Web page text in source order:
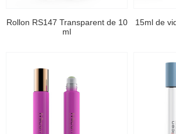
Rollon RS147 Transparent de 10
ml
15ml de